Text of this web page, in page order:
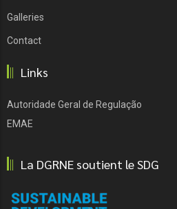
Galleries
Contact
Links
Autoridade Geral de Regulação
EMAE
La DGRNE soutient le SDG